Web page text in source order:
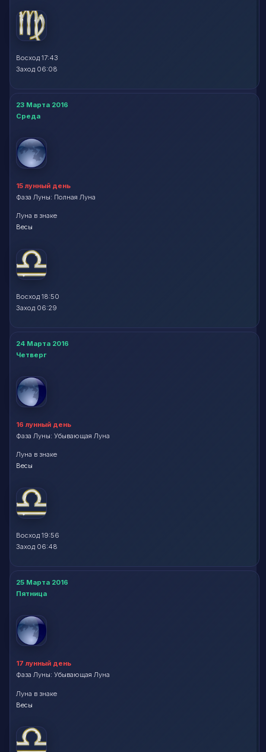
Восход 17:43
Заход 06:08
23 Марта 2016
Среда
15 лунный день
Фаза Луны: Полная Луна
Луна в знаке
Весы
Восход 18:50
Заход 06:29
24 Марта 2016
Четверг
16 лунный день
Фаза Луны: Убывающая Луна
Луна в знаке
Весы
Восход 19:56
Заход 06:48
25 Марта 2016
Пятница
17 лунный день
Фаза Луны: Убывающая Луна
Луна в знаке
Весы